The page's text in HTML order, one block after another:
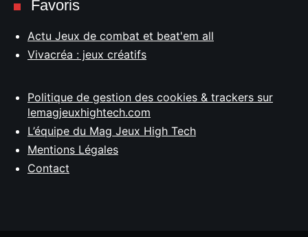
Favoris
Actu Jeux de combat et beat'em all
Vivacréa : jeux créatifs
Politique de gestion des cookies & trackers sur
lemagjeuxhightech.com
L’équipe du Mag Jeux High Tech
Mentions Légales
Contact